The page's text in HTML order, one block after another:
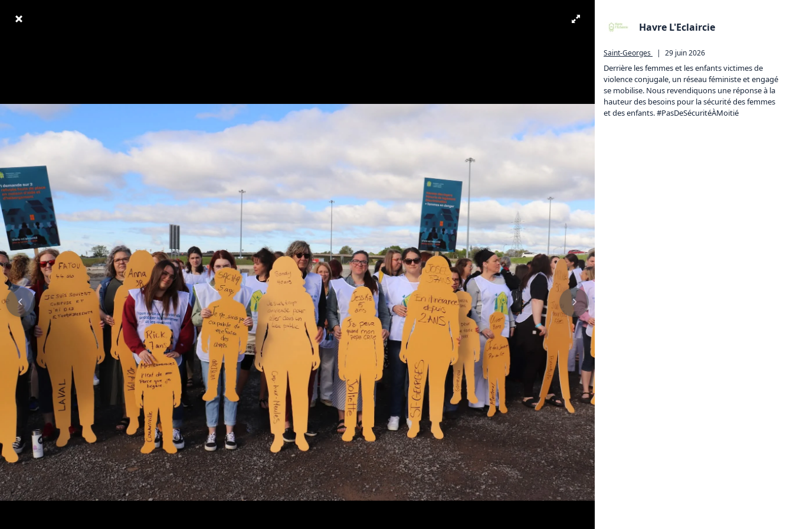
Havre L'Eclaircie
Saint-Georges | 29 juin 2026
Derrière les femmes et les enfants victimes de
violence conjugale, un réseau féministe et engagé
se mobilise. Nous revendiquons une réponse à la
hauteur des besoins pour la sécurité des femmes
et des enfants. #PasDeSécuritéÀMoitié